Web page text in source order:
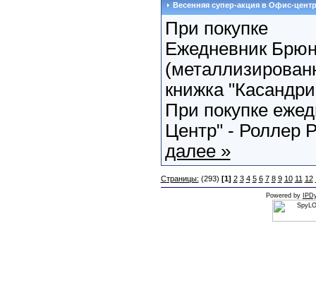
Весенняя супер-акция в Офис-
При покупке
Ежедневник
книжка
При покупке
Центр" - Роллер
далее »
Страницы: (293) [1] 2 3 4 5 6 7 8 9 10 11 12
Powered by